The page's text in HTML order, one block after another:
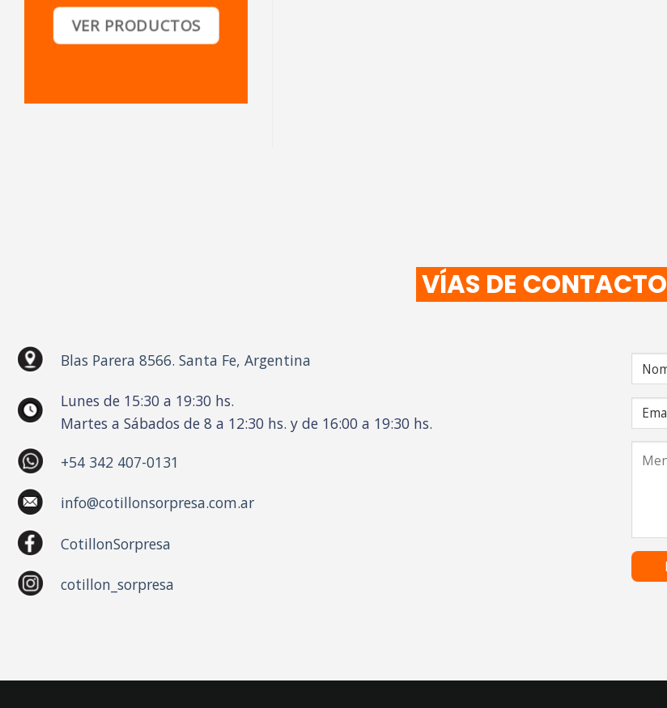
VER PRODUCTOS
VÍAS DE CONTACTO
Blas Parera 8566. Santa Fe, Argentina
Lunes de 15:30 a 19:30 hs.
Martes a Sábados de 8 a 12:30 hs. y de 16:00 a 19:30 hs.
+54 342 407-0131
info@cotillonsorpresa.com.ar
CotillonSorpresa
cotillon_sorpresa